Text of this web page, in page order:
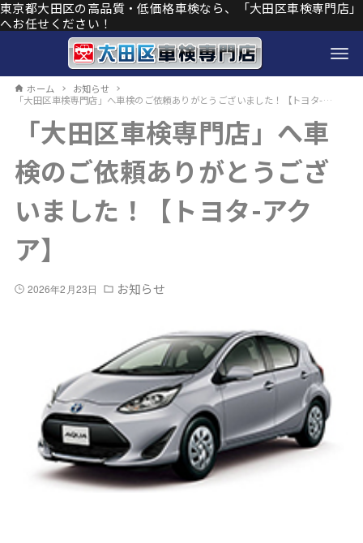
東京都大田区の高品質・低価格車検なら、「大田区車検専門店」
へお任せください！
ホーム
お知らせ
「大田区車検専門店」へ車検のご依頼ありがとうございました！【トヨタ-アクア】
「大田区車検専門店」へ車
検のご依頼ありがとうござ
いました！【トヨタ-アク
ア】
2026年2月23日 お知らせ